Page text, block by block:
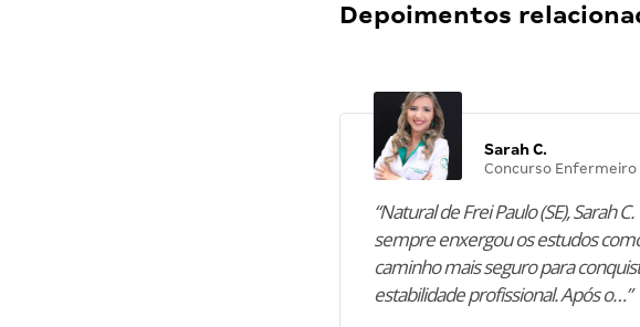
Depoimentos
Sarah C.
Concurso Enfermeiro
“Natural de Frei Paulo (SE), Sarah C.
sempre enxergou os estudos
caminho mais seguro para
estabilidade profissional. Após o…”